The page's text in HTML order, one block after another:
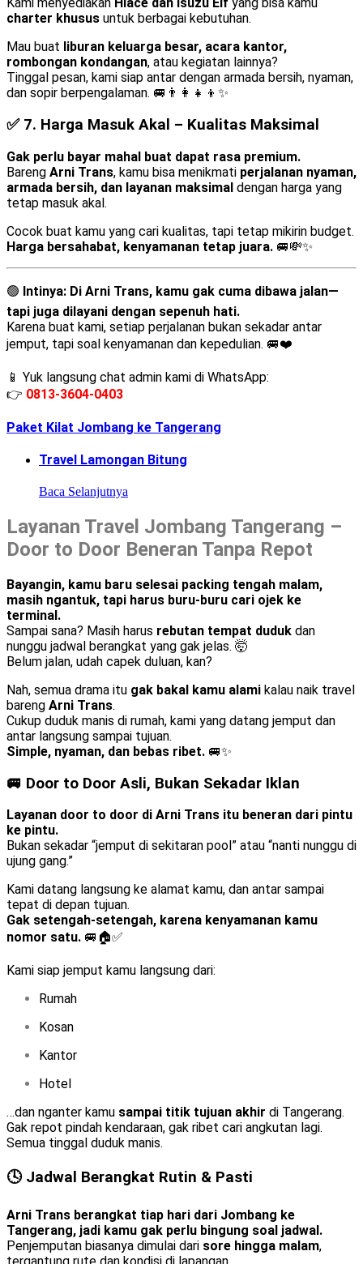
charter khusus untuk berbagai kebutuhan.
Mau buat liburan keluarga besar, acara kantor,
rombongan kondangan, atau kegiatan lainnya?
Tinggal pesan, kami siap antar dengan armada bersih, nyaman,
dan sopir berpengalaman. 🚐👨‍👩‍👧‍👦✨
✅ 7. Harga Masuk Akal – Kualitas Maksimal
Gak perlu bayar mahal buat dapat rasa premium.
Bareng Arni Trans, kamu bisa menikmati perjalanan nyaman,
armada bersih, dan layanan maksimal dengan harga yang
tetap masuk akal.
Cocok buat kamu yang cari kualitas, tapi tetap mikirin budget.
Harga bersahabat, kenyamanan tetap juara. 🚐💸✨
🟢 Intinya: Di Arni Trans, kamu gak cuma dibawa jalan—
tapi juga dilayani dengan sepenuh hati.
Karena buat kami, setiap perjalanan bukan sekadar antar
jemput, tapi soal kenyamanan dan kepedulian. 🚐❤️
📱 Yuk langsung chat admin kami di WhatsApp:
👉 0813-3604-0403
Paket Kilat Jombang ke Tangerang
Travel Lamongan Bitung
Baca Selanjutnya
Layanan Travel Jombang Tangerang –
Door to Door Beneran Tanpa Repot
Bayangin, kamu baru selesai packing tengah malam,
masih ngantuk, tapi harus buru-buru cari ojek ke
terminal.
Sampai sana? Masih harus rebutan tempat duduk dan
nunggu jadwal berangkat yang gak jelas. 🤯
Belum jalan, udah capek duluan, kan?
Nah, semua drama itu gak bakal kamu alami kalau naik travel
bareng Arni Trans.
Cukup duduk manis di rumah, kami yang datang jemput dan
antar langsung sampai tujuan.
Simple, nyaman, dan bebas ribet. 🚐✨
🚐 Door to Door Asli, Bukan Sekadar Iklan
Layanan door to door di Arni Trans itu beneran dari pintu
ke pintu.
Bukan sekadar “jemput di sekitaran pool” atau “nanti nunggu di
ujung gang.”
Kami datang langsung ke alamat kamu, dan antar sampai
tepat di depan tujuan.
Gak setengah-setengah, karena kenyamanan kamu
nomor satu. 🚐🏠✅
Kami siap jemput kamu langsung dari:
Rumah
Kosan
Kantor
Hotel
…dan nganter kamu sampai titik tujuan akhir di Tangerang.
Gak repot pindah kendaraan, gak ribet cari angkutan lagi.
Semua tinggal duduk manis.
🕓 Jadwal Berangkat Rutin & Pasti
Arni Trans berangkat tiap hari dari Jombang ke
Tangerang, jadi kamu gak perlu bingung soal jadwal.
Penjemputan biasanya dimulai dari sore hingga malam,